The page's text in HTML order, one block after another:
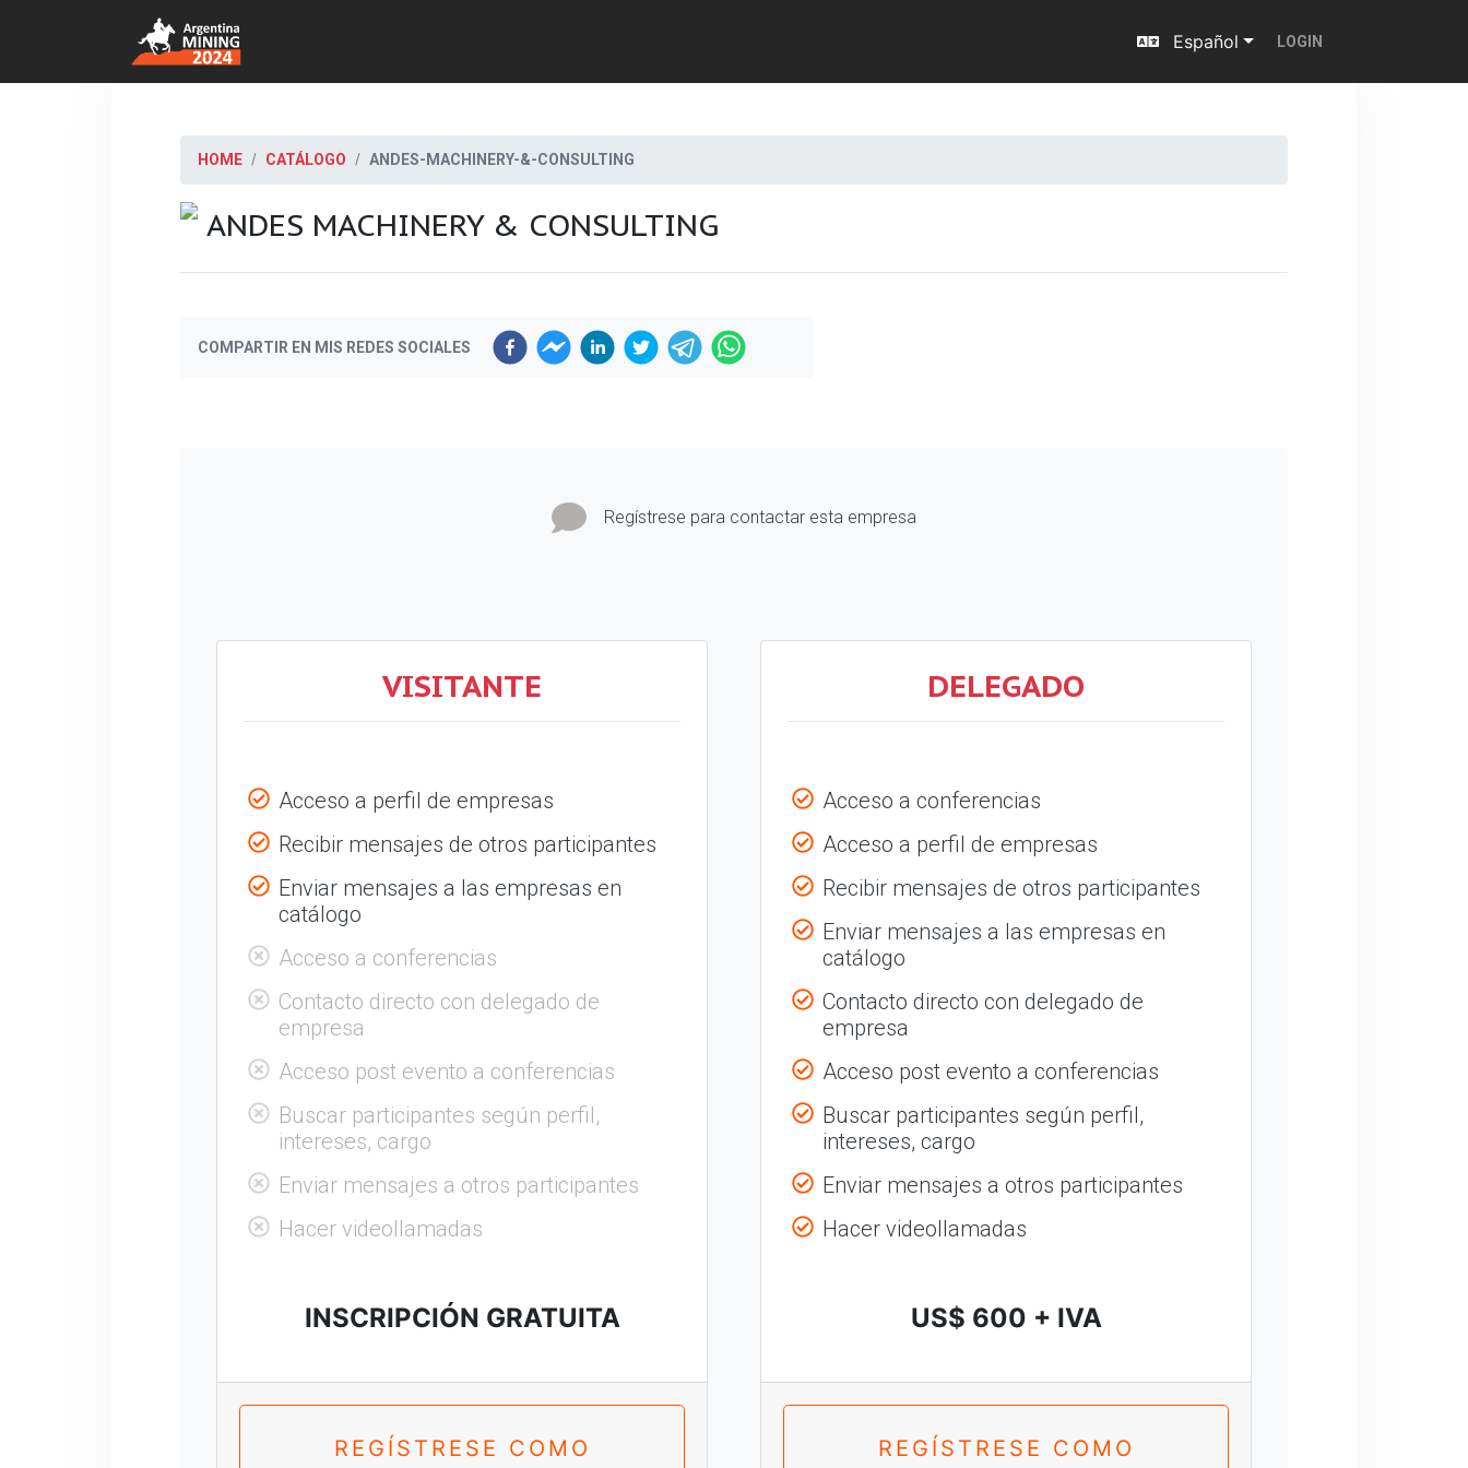
Español LOGIN
HOME CATÁLOGO ANDES-MACHINERY-&-CONSULTING
ANDES MACHINERY & CONSULTING
COMPARTIR EN MIS REDES SOCIALES
Regístrese para contactar esta empresa
VISITANTE
Acceso a perfil de empresas
Recibir mensajes de otros participantes
Enviar mensajes a las empresas en
catálogo
Acceso a conferencias
Contacto directo con delegado de
empresa
Acceso post evento a conferencias
Buscar participantes según perfil,
intereses, cargo
Enviar mensajes a otros participantes
Hacer videollamadas
INSCRIPCIÓN GRATUITA
REGÍSTRESE COMO
DELEGADO
Acceso a conferencias
Acceso a perfil de empresas
Recibir mensajes de otros participantes
Enviar mensajes a las empresas en
catálogo
Contacto directo con delegado de
empresa
Acceso post evento a conferencias
Buscar participantes según perfil,
intereses, cargo
Enviar mensajes a otros participantes
Hacer videollamadas
US$ 600 + IVA
REGÍSTRESE COMO